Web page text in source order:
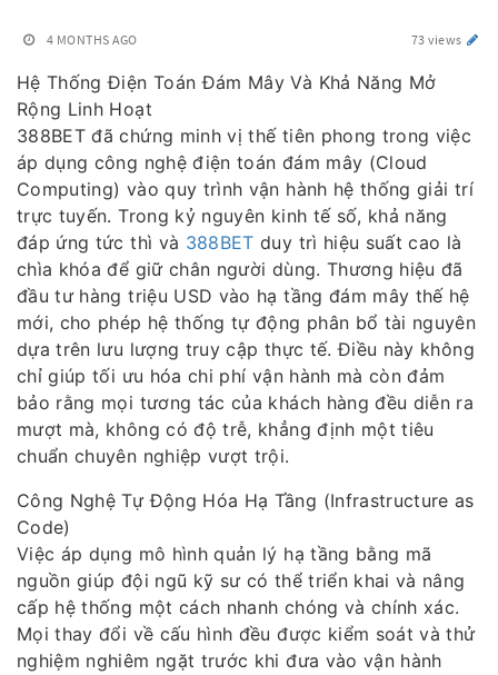
4 MONTHS AGO 73 views
Hệ Thống Điện Toán Đám Mây Và Khả Năng Mở
Rộng Linh Hoạt
388BET đã chứng minh vị thế tiên phong trong việc
áp dụng công nghệ điện toán đám mây (Cloud
Computing) vào quy trình vận hành hệ thống giải trí
trực tuyến. Trong kỷ nguyên kinh tế số, khả năng
đáp ứng tức thì và 388BET duy trì hiệu suất cao là
chìa khóa để giữ chân người dùng. Thương hiệu đã
đầu tư hàng triệu USD vào hạ tầng đám mây thế hệ
mới, cho phép hệ thống tự động phân bổ tài nguyên
dựa trên lưu lượng truy cập thực tế. Điều này không
chỉ giúp tối ưu hóa chi phí vận hành mà còn đảm
bảo rằng mọi tương tác của khách hàng đều diễn ra
mượt mà, không có độ trễ, khẳng định một tiêu
chuẩn chuyên nghiệp vượt trội.
Công Nghệ Tự Động Hóa Hạ Tầng (Infrastructure as
Code)
Việc áp dụng mô hình quản lý hạ tầng bằng mã
nguồn giúp đội ngũ kỹ sư có thể triển khai và nâng
cấp hệ thống một cách nhanh chóng và chính xác.
Mọi thay đổi về cấu hình đều được kiểm soát và thử
nghiệm nghiêm ngặt trước khi đưa vào vận hành